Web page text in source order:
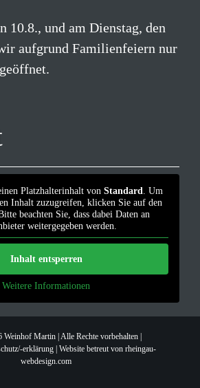
10.8., und am Dienstag, den
aufgrund Familienfeiern nur
Platzhalterinhalt von Standard
. Um
Inhalt zuzugreifen, klicken Sie auf den
beachten Sie, dass dabei Daten an
weitergegeben werden.
Inhalt entsperren
Weitere Informationen
Weinhof Martin | Alle Rechte vorbehalten |
erklärung | Website betreut von rheingau-
webdesign.com